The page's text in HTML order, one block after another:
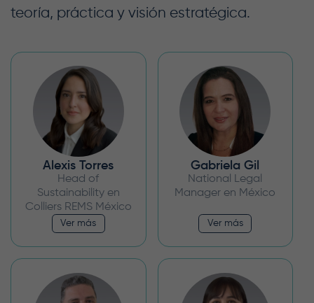
teoría, práctica y visión estratégica.
Alexis Torres
Head of
Sustainability en
Colliers REMS México
Ver más
Gabriela Gil
National Legal
Manager en México
Ver más